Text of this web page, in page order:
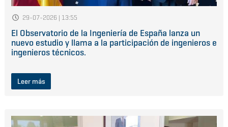
29-07-2026 | 13:55
El Observatorio de la Ingeniería de España lanza un
nuevo estudio y llama a la participación de ingenieros e
ingenieros técnicos.
Leer más